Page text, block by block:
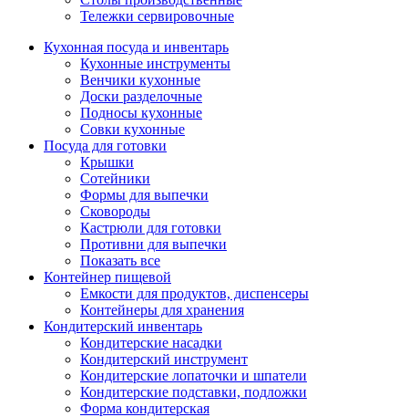
Тележки сервировочные
Кухонная посуда и инвентарь
Кухонные инструменты
Венчики кухонные
Доски разделочные
Подносы кухонные
Совки кухонные
Посуда для готовки
Крышки
Сотейники
Формы для выпечки
Сковороды
Кастрюли для готовки
Противни для выпечки
Показать все
Контейнер пищевой
Емкости для продуктов, диспенсеры
Контейнеры для хранения
Кондитерский инвентарь
Кондитерские насадки
Кондитерский инструмент
Кондитерские лопаточки и шпатели
Кондитерские подставки, подложки
Форма кондитерская